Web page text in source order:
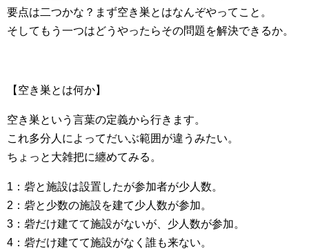
要点は二つかな？まず空き巣とはなんぞやってこと。
そしてもう一つはどうやったらその問題を解決できるか。
【空き巣とは何か】
空き巣という言葉の定義から行きます。
これ多分人によってだいぶ範囲が違うみたい。
ちょっと大雑把に纏めてみる。
1：砦と施設は設置したが参加者が少人数。
2：砦と少数の施設を建て少人数が参加。
3：砦だけ建てて施設がないが、少人数が参加。
4：砦だけ建てて施設がなく誰も来ない。